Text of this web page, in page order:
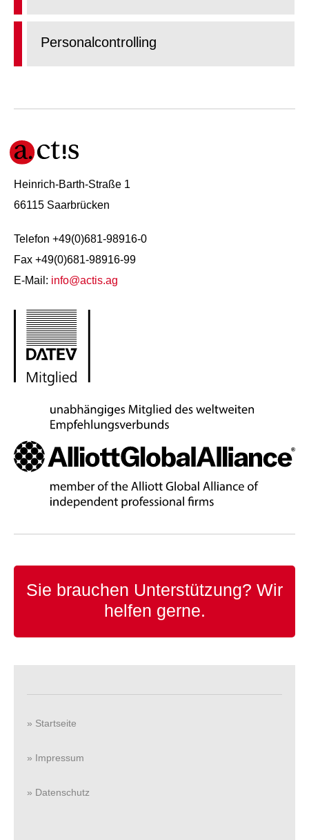
Personalcontrolling
Heinrich-Barth-Straße 1
66115 Saarbrücken
Telefon +49(0)681-98916-0
Fax +49(0)681-98916-99
E-Mail: info@actis.ag
Sie brauchen Unterstützung? Wir
helfen gerne.
» Startseite
» Impressum
» Datenschutz